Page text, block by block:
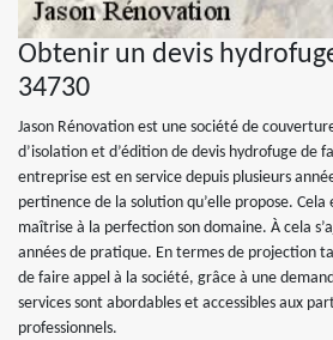
Obtenir un devis
34730
Jason Rénovation est une société de
d’isolation et d’édition de devis hydrofuge de
entreprise est en service depuis plusieurs
pertinence de la solution qu’elle propose. Cela
maîtrise à la perfection son domaine. À cela
années de pratique. En termes de projection
de faire appel à la société, grâce à une
services sont abordables et accessibles aux
professionnels.